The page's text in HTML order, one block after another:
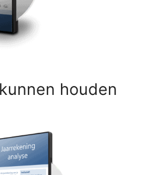
houden